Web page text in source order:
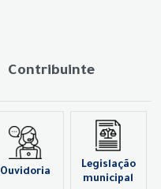
Contribuinte
Ouvidoria
Legislação
municipal